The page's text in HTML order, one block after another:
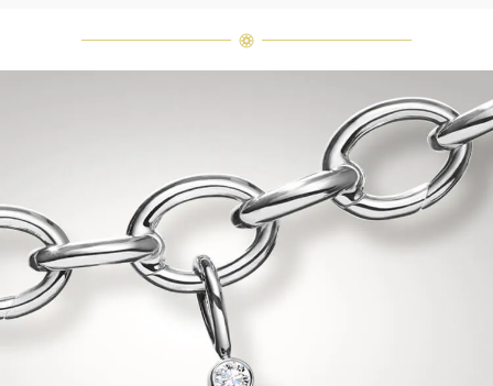
ressemblent.» Chaque bijou de la
Maison Harry Winston présente un
uniques et de pierres précieuses, le
poids en carats et la quantité de
pierres peuvent varier légèrement
d'une pièce à l'autre. Pour obtenir
de plus amples renseignements,
veuillez contacter le service
clientèle